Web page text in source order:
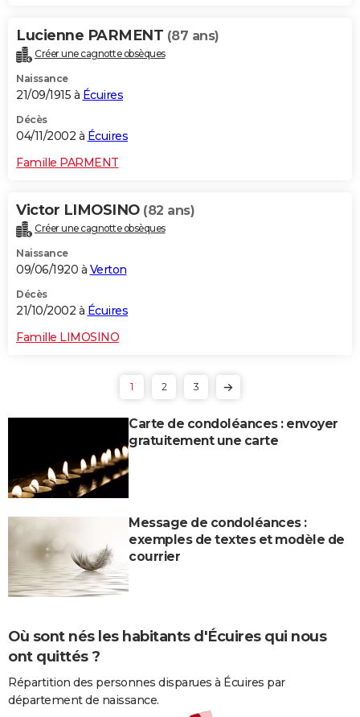
Lucienne PARMENT (87 ans)
Créer une cagnotte obsèques
Naissance
21/09/1915 à Écuires
Décès
04/11/2002 à Écuires
Famille PARMENT
Victor LIMOSINO (82 ans)
Créer une cagnotte obsèques
Naissance
09/06/1920 à Verton
Décès
21/10/2002 à Écuires
Famille LIMOSINO
1 2 3
Carte de condoléances : envoyer
gratuitement une carte
Message de condoléances :
exemples de textes et modèle de
courrier
Où sont nés les habitants d'Écuires qui nous
ont quittés ?
Répartition des personnes disparues à Écuires par
département de naissance.